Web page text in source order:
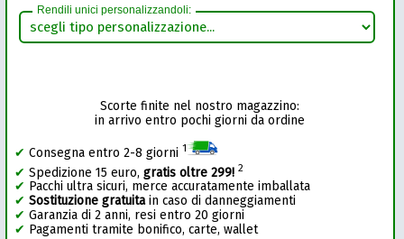
Rendili unici personalizzandoli:
Scorte finite nel nostro magazzino:
in arrivo entro pochi giorni da ordine
✔ Consegna entro 2-8 giorni 1
✔ Spedizione 15 euro,gratis oltre 299! 2
✔ Pacchi ultra sicuri, merce accuratamente imballata
✔ Sostituzione gratuitain caso di danneggiamenti
✔ Garanzia di 2 anni, resi entro 20 giorni
✔ Pagamenti tramite bonifico, carte, wallet